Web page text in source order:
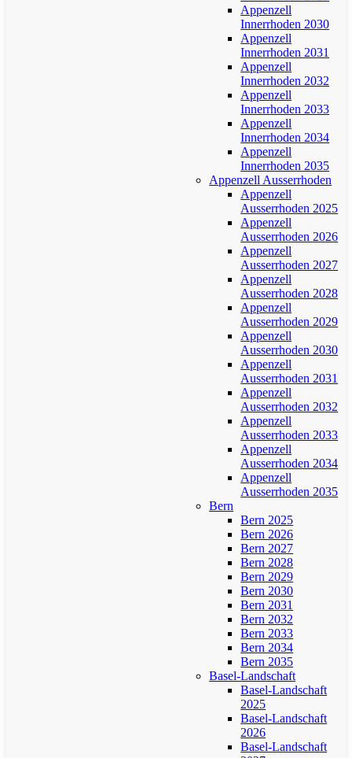
Appenzell
Innerrhoden 2030
Appenzell
Innerrhoden 2031
Appenzell
Innerrhoden 2032
Appenzell
Innerrhoden 2033
Appenzell
Innerrhoden 2034
Appenzell
Innerrhoden 2035
Appenzell Ausserrhoden
Appenzell
Ausserrhoden 2025
Appenzell
Ausserrhoden 2026
Appenzell
Ausserrhoden 2027
Appenzell
Ausserrhoden 2028
Appenzell
Ausserrhoden 2029
Appenzell
Ausserrhoden 2030
Appenzell
Ausserrhoden 2031
Appenzell
Ausserrhoden 2032
Appenzell
Ausserrhoden 2033
Appenzell
Ausserrhoden 2034
Appenzell
Ausserrhoden 2035
Bern
Bern 2025
Bern 2026
Bern 2027
Bern 2028
Bern 2029
Bern 2030
Bern 2031
Bern 2032
Bern 2033
Bern 2034
Bern 2035
Basel-Landschaft
Basel-Landschaft
2025
Basel-Landschaft
2026
Basel-Landschaft